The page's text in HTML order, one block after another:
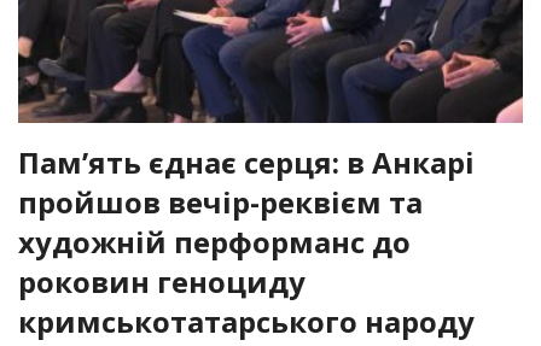
Пам’ять єднає серця: в Анкарі
пройшов вечір-реквієм та
художній перформанс до
роковин геноциду
кримськотатарського народу